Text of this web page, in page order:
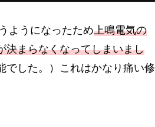
ようになったため上鳴電気の
決まらなくなってしまいまし
でした。）これはかなり痛い修